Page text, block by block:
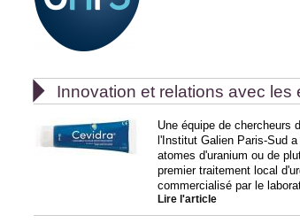
 Innovation et relations avec les
Une équipe de chercheurs
l'Institut Galien Paris-Sud
atomes d'uranium ou de
premier traitement local
commercialisé par le
Lire l'article